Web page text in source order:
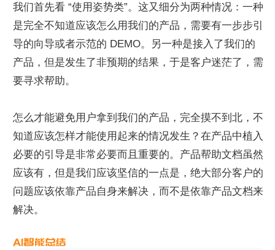
我们首先看 “使用姿势类”。这又细分为两种情况：一种
是完全不知道应该怎么用我们的产品，需要有一步步引
导的向导或者示范的 DEMO。另一种是接入了我们的
产品，但是发生了非预期的结果，于是客户迷茫了，需
要寻求帮助。
怎么才能避免用户拿到我们的产品，完全摸不到北，不
知道应该怎样才能使用起来的情况发生？在产品中植入
必要的引导是非常必要而且重要的。产品帮助文档虽然
应该有，但是我们应该坚信的一点是，绝大部分客户的
问题应该依靠产品自身来解决，而不是依靠产品文档来
解决。